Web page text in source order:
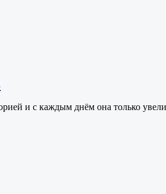
и с каждым днём она только